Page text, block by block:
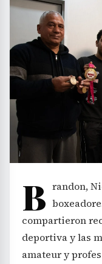
B randon,
compartieron
deportiva y las
amateur y